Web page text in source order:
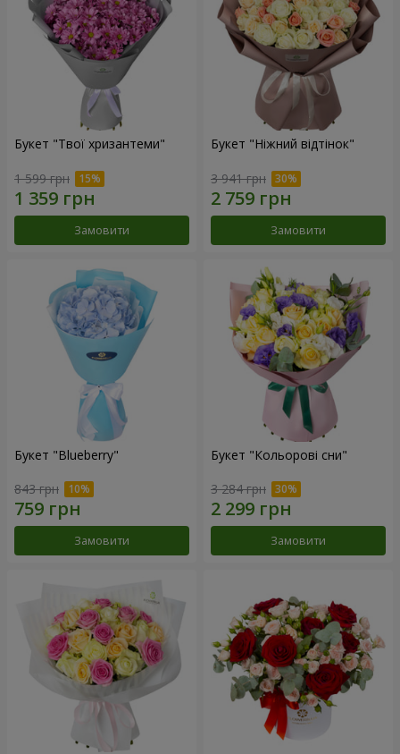
Букет "Твої хризантеми"
1 599 грн
Замовити
Букет "Ніжний відтінок"
3 941 грн
Замовити
Букет "Blueberry"
843 грн
Замовити
Букет "Кольорові сни"
3 284 грн
Замовити